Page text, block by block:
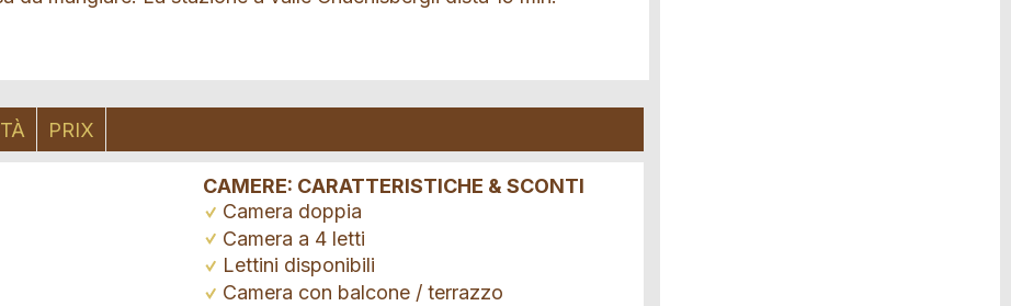
PRIX
CAMERE: CARATTERISTICHE & SCONTI
Camera doppia
Camera a 4 letti
Lettini disponibili
Camera con balcone / terrazzo